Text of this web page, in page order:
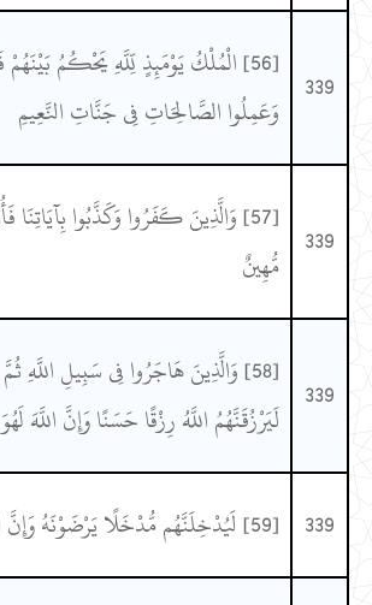
339
[56] الْمُلْكُ يَوْمَئِذٍ لِّلَّهِ يَحْكُمُ بَيْنَهُمْ
وَعَمِلُوا الصَّالِحَاتِ فِي جَنَّاتِ النَّعِيمِ
339
[57] وَالَّذِينَ كَفَرُوا وَكَذَّبُوا
مُّهِينٌ
339
[58] وَالَّذِينَ هَاجَرُوا فِي سَبِيلِ اللَّهِ
لَيَرْزُقَنَّهُمُ اللَّهُ رِزْقًا حَسَنًا وَإِنَّ اللَّهَ
339 [59] لَيُدْخِلَنَّهُم مُّدْخَلًا يَرْضَوْنَهُ وَإِنَّ اللَّهَ لَعَلِيمٌ حَلِيمٌ